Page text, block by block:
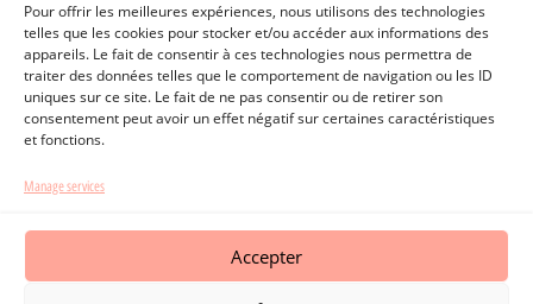
Pour offrir les meilleures expériences, nous utilisons des technologies
telles que les cookies pour stocker et/ou accéder aux informations des
appareils. Le fait de consentir à ces technologies nous permettra de
traiter des données telles que le comportement de navigation ou les ID
uniques sur ce site. Le fait de ne pas consentir ou de retirer son
consentement peut avoir un effet négatif sur certaines caractéristiques
et fonctions.
Manage services
Accepter
Bezero zerbitzua Ordainketa segurua Espedizio jarraitua
Erosi linean